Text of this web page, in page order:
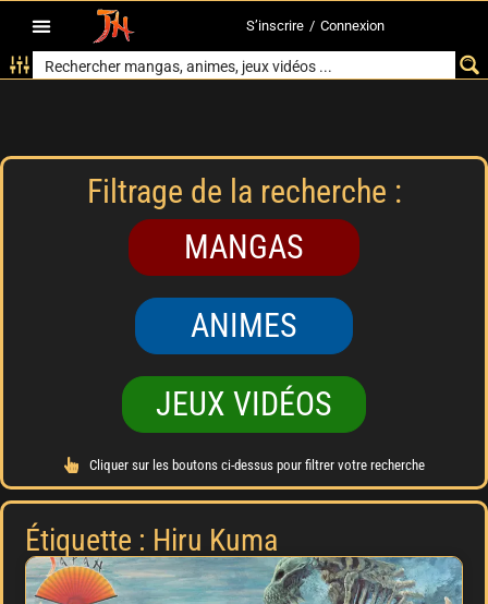
S’inscrire / Connexion
Filtrage de la recherche :
MANGAS
ANIMES
JEUX VIDÉOS
Cliquer sur les boutons ci-dessus pour filtrer votre recherche
Étiquette : Hiru Kuma